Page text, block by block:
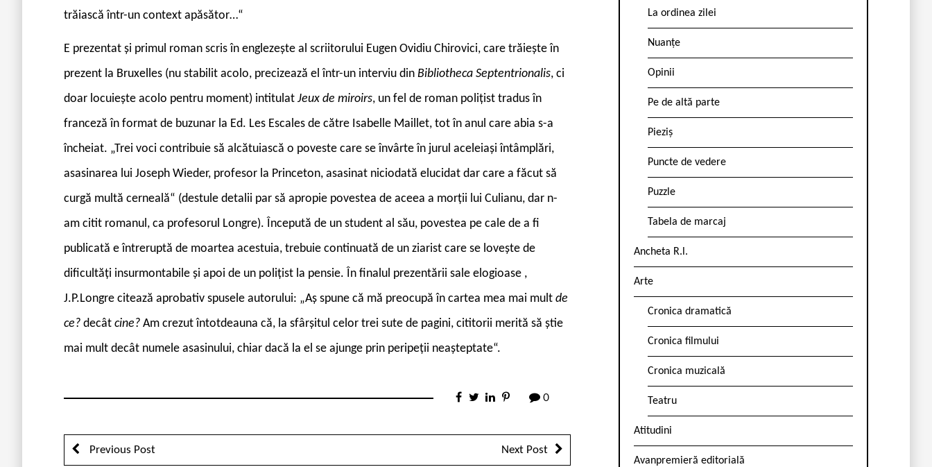
trăiască într-un context apăsător…“
E prezentat și primul roman scris în englezește al scriitorului Eugen Ovidiu Chirovici, care trăiește în
prezent la Bruxelles (nu stabilit acolo, precizează el într-un interviu din Bibliotheca Septentrionalis, ci
doar locuiește acolo pentru moment) intitulat Jeux de miroirs, un fel de roman polițist tradus în
franceză în format de buzunar la Ed. Les Escales de către Isabelle Maillet, tot în anul care abia s-a
încheiat. „Trei voci contribuie să alcătuiască o poveste care se învârte în jurul aceleiași întâmplări,
asasinarea lui Joseph Wieder, profesor la Princeton, asasinat niciodată elucidat dar care a făcut să
curgă multă cerneală“ (destule detalii par să apropie povestea de aceea a morții lui Culianu, dar n-
am citit romanul, ca profesorul Longre). Începută de un student al său, povestea pe cale de a fi
publicată e întreruptă de moartea acestuia, trebuie continuată de un ziarist care se lovește de
dificultăți insurmontabile și apoi de un polițist la pensie. În finalul prezentării sale elogioase ,
J.P.Longre citează aprobativ spusele autorului: „Aș spune că mă preocupă în cartea mea mai mult de
ce? decât cine? Am crezut întotdeauna că, la sfârșitul celor trei sute de pagini, cititorii merită să știe
mai mult decât numele asasinului, chiar dacă la el se ajunge prin peripeții neașteptate“.
0
Previous Post Next Post
La ordinea zilei
Nuanțe
Opinii
Pe de altă parte
Pieziș
Puncte de vedere
Puzzle
Tabela de marcaj
Ancheta R.l.
Arte
Cronica dramatică
Cronica filmului
Cronica muzicală
Teatru
Atitudini
Avanpremieră editorială